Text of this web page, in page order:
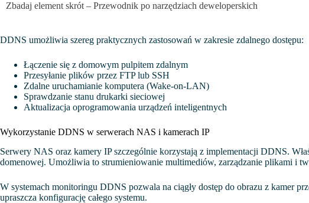
Zbadaj element skrót – Przewodnik po narzędziach deweloperskich
DDNS umożliwia szereg praktycznych zastosowań w zakresie zdalnego dostępu:
Łączenie się z domowym pulpitem zdalnym
Przesyłanie plików przez FTP lub SSH
Zdalne uruchamianie komputera (Wake-on-LAN)
Sprawdzanie stanu drukarki sieciowej
Aktualizacja oprogramowania urządzeń inteligentnych
Wykorzystanie DDNS w serwerach NAS i kamerach IP
Serwery NAS oraz kamery IP szczególnie korzystają z implementacji DDNS.
domenowej. Umożliwia to strumieniowanie multimediów, zarządzanie plikami i
W systemach monitoringu DDNS pozwala na ciągły dostęp do obrazu z kamer
upraszcza konfigurację całego systemu.